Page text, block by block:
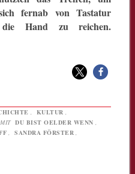
fernab von Tastatur
Hand zu reichen.
KULTUR
DU BIST OELDER WENN
SANDRA FÖRSTER